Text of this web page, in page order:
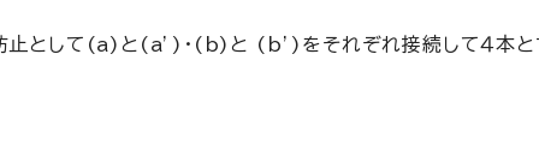
して(a)と(a’)・(b)と (b’)をそれぞれ接続して４本と